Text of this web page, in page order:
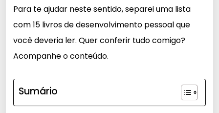
Para te ajudar neste sentido, separei uma lista
com 15 livros de desenvolvimento pessoal que
você deveria ler. Quer conferir tudo comigo?
Acompanhe o conteúdo.
Sumário